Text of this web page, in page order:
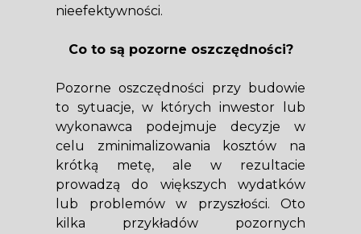
nieefektywności.
Co to są pozorne oszczędności?
Pozorne oszczędności przy budowie
to sytuacje, w których inwestor lub
wykonawca podejmuje decyzje w
celu zminimalizowania kosztów na
krótką metę, ale w rezultacie
prowadzą do większych wydatków
lub problemów w przyszłości. Oto
kilka przykładów pozornych